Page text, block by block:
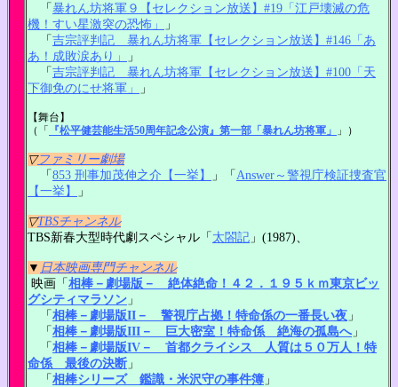
「暴れん坊将軍９【セレクション放送】#19「江戸壊滅の危
機！すい星激突の恐怖」
」
「吉宗評判記 暴れん坊将軍【セレクション放送】#146「あ
あ！成敗涙あり」
」
「吉宗評判記 暴れん坊将軍【セレクション放送】#100「天
下御免のにせ将軍」
」
【舞台】
（「
『松平健芸能生活50周年記念公演』第一部「暴れん坊将軍」 」）
▽ファミリー劇場
「853 刑事加茂伸之介【一挙】 」「 Answer～警視庁検証捜査官
【一挙】
」
▽TBSチャンネル
TBS新春大型時代劇スペシャル「 太閤記 」(1987)、
▼ 日本映画専門チャンネル
映画「相棒－劇場版－ 絶体絶命！４２．１９５ｋｍ東京ビッ
グシティマラソン 」
「相棒－劇場版II－ 警視庁占拠！特命係の一番長い夜 」
「相棒－劇場版III－ 巨大密室！特命係 絶海の孤島へ 」
「相棒－劇場版IV－ 首都クライシス 人質は５０万人！特
命係 最後の決断 」
「相棒シリーズ 鑑識・米沢守の事件簿 」